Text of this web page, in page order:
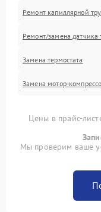
Ремонт капиллярной
Ремонт/замена датчика
Замена термостата
Замена мотор-
Цены в прайс-
Мы проверим ваше